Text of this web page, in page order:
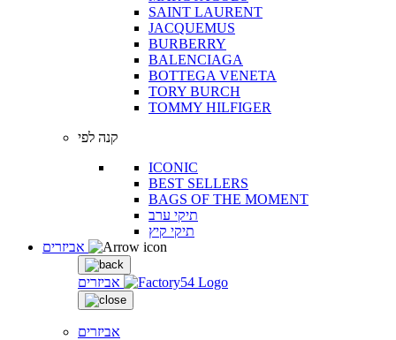
SAINT LAURENT
JACQUEMUS
BURBERRY
BALENCIAGA
BOTTEGA VENETA
TORY BURCH
TOMMY HILFIGER
קנה לפי
ICONIC
BEST SELLERS
BAGS OF THE MOMENT
תיקי ערב
תיקי קיץ
אביזרים
אביזרים